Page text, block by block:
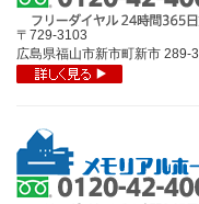
〒729-3103
広島県福山市新市町新市 289-3